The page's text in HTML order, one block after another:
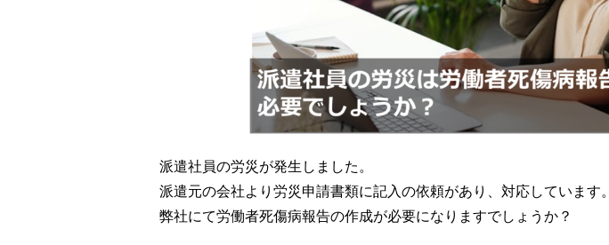
派遣社員の労災が発生しました。
派遣元の会社より労災申請書類に記入の依頼があり、対応しています。
弊社にて労働者死傷病報告の作成が必要になりますでしょうか？